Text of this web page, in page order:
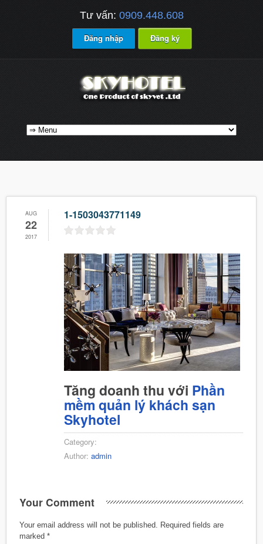
Tư vấn: 0909.448.608
Đăng nhập Đăng ký
AUG
22
2017
1-1503043771149
Tăng doanh thu với Phần
mềm quản lý khách sạn
Skyhotel
Category:
Author: admin
Your Comment
Your email address will not be published.
Required fields are
marked *